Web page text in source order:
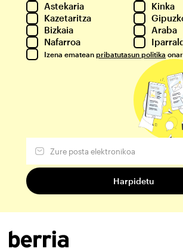
Astekaria
Kinka
Kazetaritza
Bizkaia
Araba
Nafarroa
Izena ematean pribatutasun politika